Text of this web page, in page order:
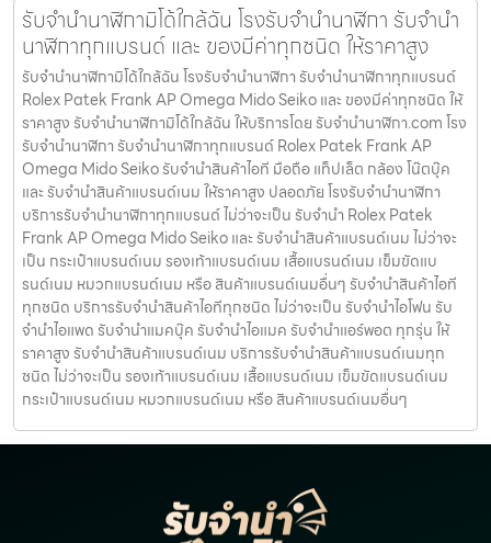
รับจำนำนาฬิกามิโด้ใกล้ฉัน โรงรับจำนำนาฬิกา รับจำนำ
นาฬิกาทุกแบรนด์ และ ของมีค่าทุกชนิด ให้ราคาสูง
รับจำนำนาฬิกามิโด้ใกล้ฉัน โรงรับจำนำนาฬิกา รับจำนำนาฬิกาทุกแบรนด์
Rolex Patek Frank AP Omega Mido Seiko และ ของมีค่าทุกชนิด ให้
ราคาสูง รับจำนำนาฬิกามิโด้ใกล้ฉัน ให้บริการโดย รับจํานํานาฬิกา.com โรง
รับจำนำนาฬิกา รับจำนำนาฬิกาทุกแบรนด์ Rolex Patek Frank AP
Omega Mido Seiko รับจำนำสินค้าไอที มือถือ แท็ปเล็ต กล้อง โน๊ตบุ๊ค
และ รับจำนำสินค้าแบรนด์เนม ให้ราคาสูง ปลอดภัย โรงรับจำนำนาฬิกา
บริการรับจำนำนาฬิกาทุกแบรนด์ ไม่ว่าจะเป็น รับจำนำ Rolex Patek
Frank AP Omega Mido Seiko และ รับจำนำสินค้าแบรนด์เนม ไม่ว่าจะ
เป็น กระเป๋าแบรนด์เนม รองเท้าแบรนด์เนม เสื้อแบรนด์เนม เข็มขัดแบ
รนด์เนม หมวกแบรนด์เนม หรือ สินค้าแบรนด์เนมอื่นๆ รับจำนำสินค้าไอที
ทุกชนิด บริการรับจำนำสินค้าไอทีทุกชนิด ไม่ว่าจะเป็น รับจำนำไอโฟน รับ
จำนำไอแพด รับจำนำแมคบุ๊ค รับจำนำไอแมค รับจำนำแอร์พอต ทุกรุ่น ให้
ราคาสูง รับจำนำสินค้าแบรนด์เนม บริการรับจำนำสินค้าแบรนด์เนมทุก
ชนิด ไม่ว่าจะเป็น รองเท้าแบรนด์เนม เสื้อแบรนด์เนม เข็มขัดแบรนด์เนม
กระเป๋าแบรนด์เนม หมวกแบรนด์เนม หรือ สินค้าแบรนด์เนมอื่นๆ